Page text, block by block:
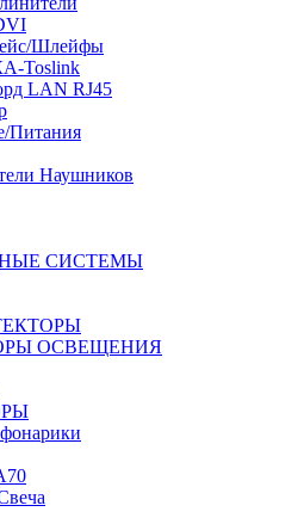
Шлейфы
Toslink
LAN RJ45
Питания
Наушников
СИСТЕМЫ
ОСВЕЩЕНИЯ